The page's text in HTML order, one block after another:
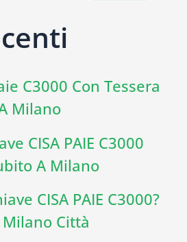
C3000 Con Tessera
Milano
CISA PAIE C3000
A Milano
CISA PAIE C3000?
Città